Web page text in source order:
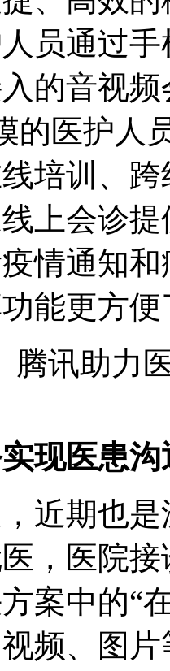
员通过
的音视
的医护人
培训、
上会诊
情通知
能更方
腾讯助力
现医患沟
近期也
，医院
案中的“
视频、图